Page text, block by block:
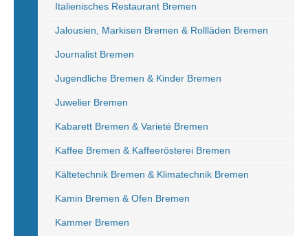
Italienisches Restaurant Bremen
Jalousien, Markisen Bremen & Rollläden Bremen
Journalist Bremen
Jugendliche Bremen & Kinder Bremen
Juwelier Bremen
Kabarett Bremen & Varieté Bremen
Kaffee Bremen & Kaffeerösterei Bremen
Kältetechnik Bremen & Klimatechnik Bremen
Kamin Bremen & Ofen Bremen
Kammer Bremen